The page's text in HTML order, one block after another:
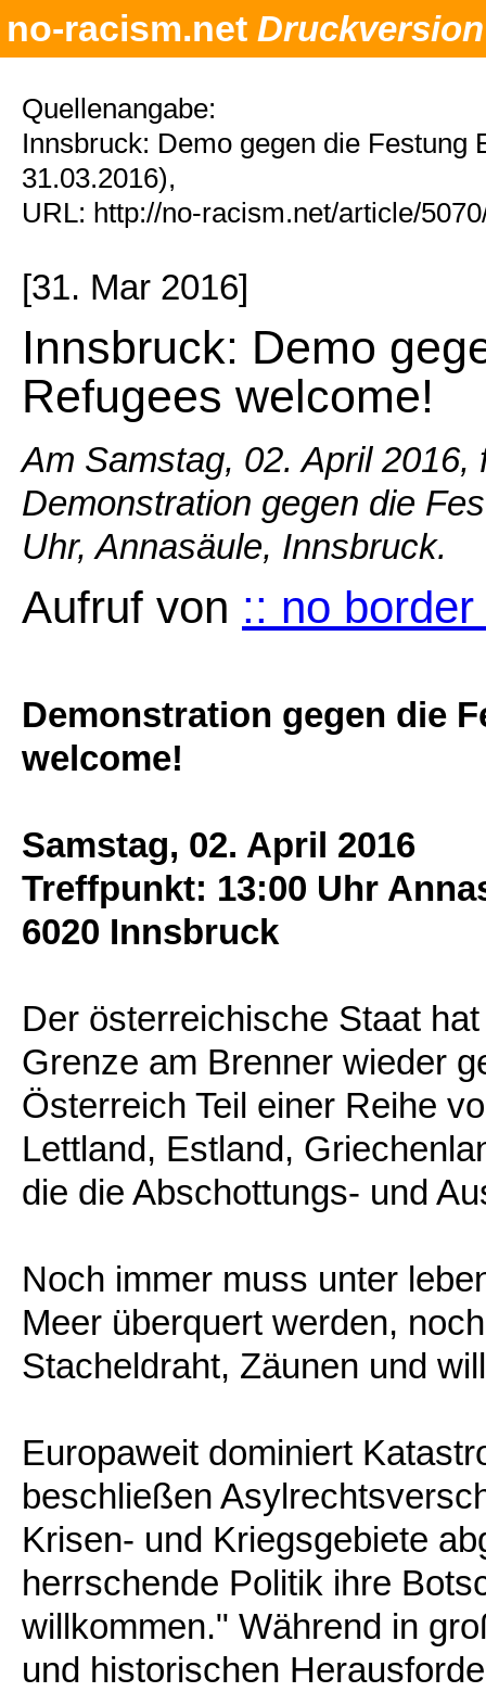
no-racism.net Druckversion
Quellenangabe:
Innsbruck: Demo gegen die
31.03.2016),
URL: http://no-racism.net/article/
[31. Mar 2016]
Innsbruck: Demo
Refugees welcome!
Am Samstag, 02. April
Demonstration gegen die
Uhr, Annasäule, Innsbruck.
Aufruf von :: no border
Demonstration gegen die
welcome!
Samstag, 02. April 2016
Treffpunkt: 13:00 Uhr
6020 Innsbruck
Der österreichische Staat
Grenze am Brenner wieder
Österreich Teil einer Reihe
Lettland, Estland,
die die Abschottungs- und
Noch immer muss unter
Meer überquert werden,
Stacheldraht, Zäunen und
Europaweit dominiert
beschließen
Krisen- und Kriegsgebiete
herrschende Politik ihre
willkommen." Während in
und historischen